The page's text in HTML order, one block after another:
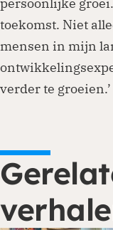
persoonlijke
toekomst. Niet
mensen in mijn
verder te groeien.’